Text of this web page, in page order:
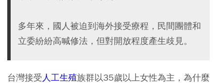
多年來，國人被迫到海外接受療程，民間團體和
立委紛紛高喊修法，但對開放程度產生歧見。
台灣接受人工生殖族群以35歲以上女性為主，為什麼